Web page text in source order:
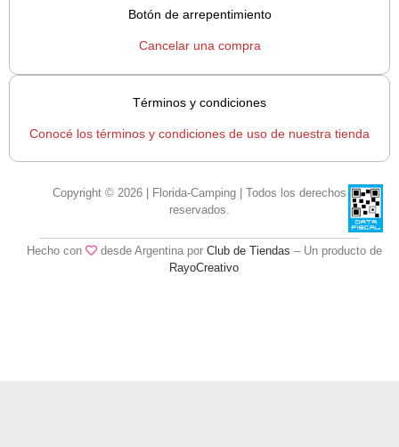
Botón de arrepentimiento
Cancelar una compra
Términos y condiciones
Conocé los términos y condiciones de uso de nuestra tienda
Copyright © 2026 | Florida-Camping | Todos los derechos
reservados.
Hecho con desde Argentina por Club de Tiendas – Un producto de
RayoCreativo